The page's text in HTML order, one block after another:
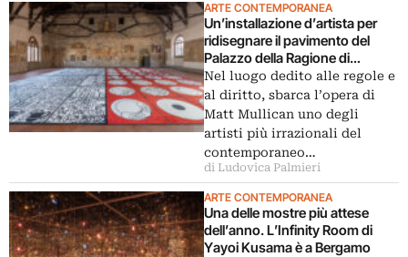
ARTE CONTEMPORANEA
Un’installazione d’artista per
ridisegnare il pavimento del
Palazzo della Ragione di
Bergamo
Nel luogo dedito alle regole e
al diritto, sbarca l’opera di
Matt Mullican uno degli
artisti più irrazionali del
contemporaneo…
di Ludovica Palmieri
ARTE CONTEMPORANEA
Una delle mostre più attese
dell’anno. L’Infinity Room di
Yayoi Kusama è a Bergamo